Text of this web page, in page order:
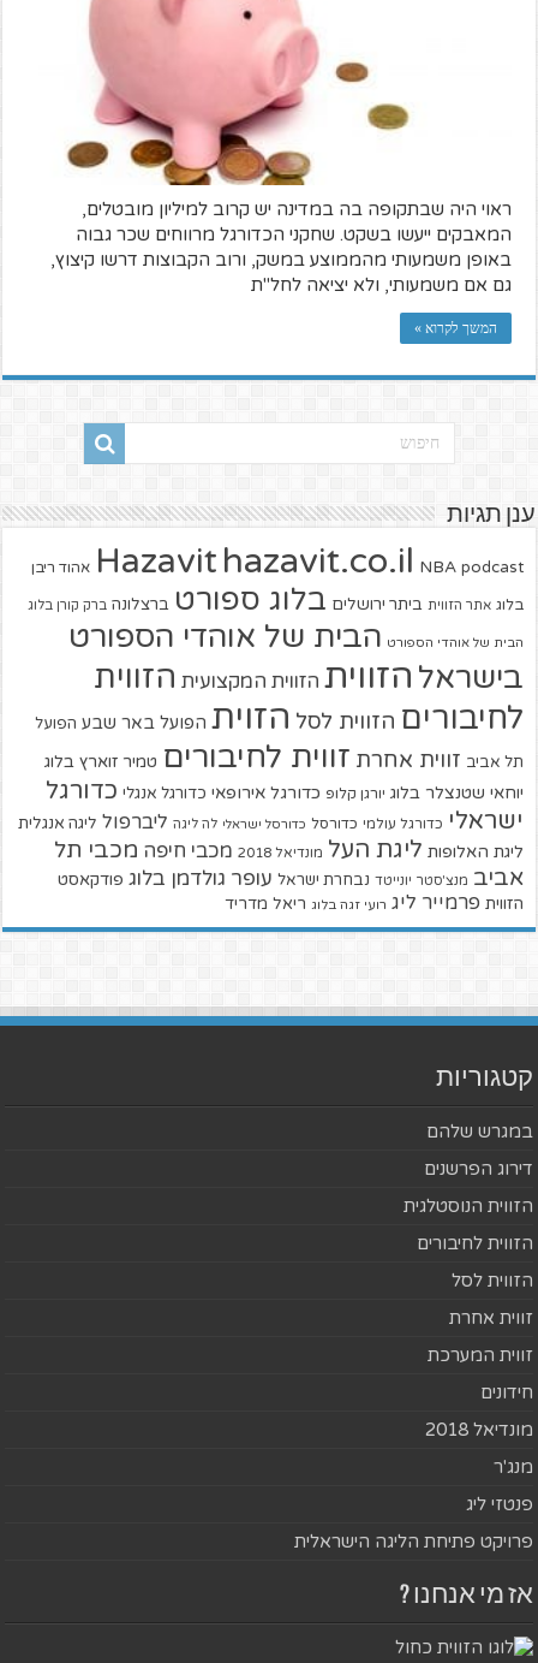
ראוי היה שבתקופה בה במדינה יש קרוב למיליון מובטלים,
המאבקים ייעשו בשקט. שחקני הכדורגל מרווחים שכר גבוה
באופן משמעותי מהממוצע במשק, ורוב הקבוצות דרשו קיצוץ,
גם אם משמעותי, ולא יציאה לחל"ת
המשך לקרוא »
ענן תגיות
Hazavit hazavit.co.il NBA podcast אהוד ריבן
בלוג אתר הזווית ביתר ירושלים בלוג ספורט ברצלונה ברק קורן בלוג
הבית של אוהדי הספורט הבית של אוהדי הספורט
בישראל הזווית הזווית המקצועית הזווית
לחיבורים הזווית לסל הזוית הפועל באר שבע הפועל
תל אביב זווית אחרת זווית לחיבורים טמיר זוארץ בלוג
יוחאי שטנצלר בלוג יורגן קלופ כדורגל אירופאי כדורגל אנגלי כדורגל
ישראלי כדורגל עולמי כדורסל כדורסל ישראלי לה ליגה ליברפול ליגה אנגלית
ליגת האלופות ליגת העל מונדיאל 2018 מכבי חיפה מכבי תל
אביב מנצ'סטר יונייטד נבחרת ישראל עופר גולדמן בלוג פודקאסט
הזווית פרמייר ליג רועי זגה בלוג ריאל מדריד
קטגוריות
במגרש שלהם
דירוג הפרשנים
הזווית הנוסטלגית
הזווית לחיבורים
הזווית לסל
זווית אחרת
זווית המערכת
חידונים
מונדיאל 2018
מנג'ר
פנטזי ליג
פרויקט פתיחת הליגה הישראלית
אז מי אנחנו ?